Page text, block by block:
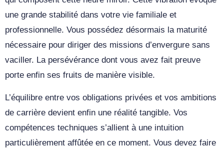
une grande stabilité dans votre vie familiale et
professionnelle. Vous possédez désormais la maturité
nécessaire pour diriger des missions d’envergure sans
vaciller. La persévérance dont vous avez fait preuve
porte enfin ses fruits de manière visible.
L’équilibre entre vos obligations privées et vos ambitions
de carrière devient enfin une réalité tangible. Vos
compétences techniques s’allient à une intuition
particulièrement affûtée en ce moment. Vous devez faire